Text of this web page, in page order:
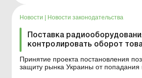
Новости Новости законодательства
Поставка
контролировать оборот
Принятие проекта постановления
защиту рынка Украины от попадания